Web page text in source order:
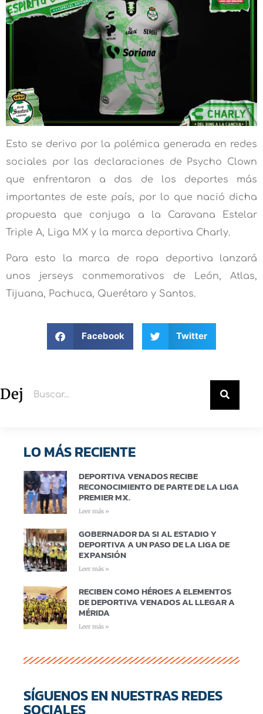
Esto se derivo por la polémica generada en redes
sociales por las declaraciones de Psycho Clown
que enfrentaron a dos de los deportes más
importantes de este país, por lo que nació dicha
propuesta que conjuga a la Caravana Estelar
Triple A, Liga MX y la marca deportiva Charly.
Para esto la marca de ropa deportiva lanzará
unos jerseys conmemorativos de León, Atlas,
Tijuana, Pachuca, Querétaro y Santos.
Facebook Twitter
Deja un comentario
LO MÁS RECIENTE
DEPORTIVA VENADOS RECIBE
RECONOCIMIENTO DE PARTE DE LA LIGA
PREMIER MX.
Leer más »
GOBERNADOR DA SI AL ESTADIO Y
DEPORTIVA A UN PASO DE LA LIGA DE
EXPANSIÓN
Leer más »
RECIBEN COMO HÉROES A ELEMENTOS
DE DEPORTIVA VENADOS AL LLEGAR A
MÉRIDA
Leer más »
SÍGUENOS EN NUESTRAS REDES
SOCIALES